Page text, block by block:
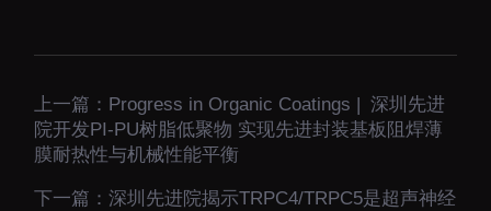
上一篇： Progress in Organic Coatings | 深圳先进
院开发PI-PU树脂低聚物 实现先进封装基板阻焊薄
膜耐热性与机械性能平衡
下一篇：深圳先进院揭示TRPC4/TRPC5是超声神经